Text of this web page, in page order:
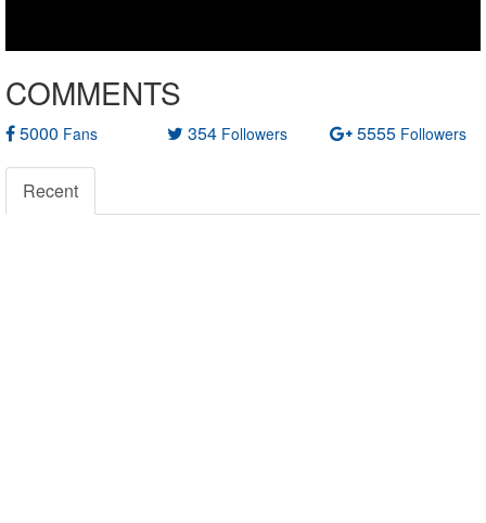
COMMENTS
5000 Fans 354 Followers 5555 Followers
Recent